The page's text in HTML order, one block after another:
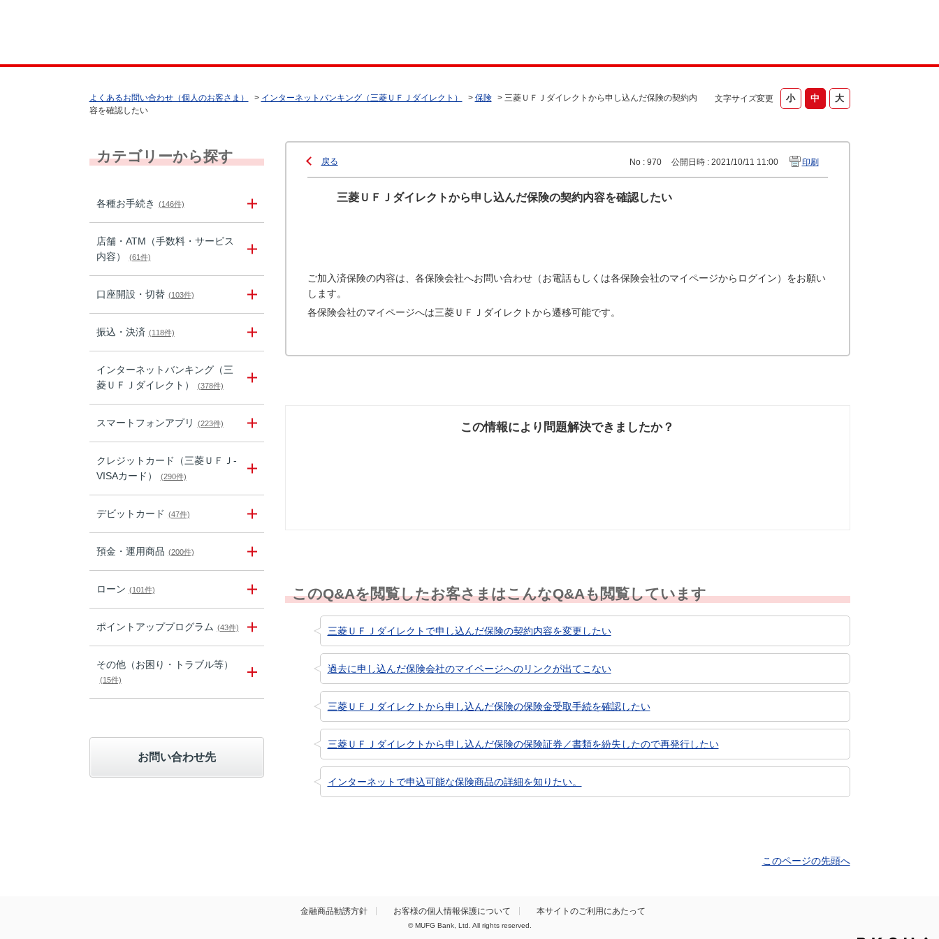
文字サイズ変更
よくあるお問い合わせ（個人のお客さま） > インターネットバンキング（三菱ＵＦＪダイレクト） > 保険 > 三菱ＵＦＪダイレクトから申し込んだ保険の契約内
容を確認したい
カテゴリーから探す
各種お手続き (146件)
店舗・ATM（手数料・サービス
内容）
(61件)
口座開設・切替 (103件)
振込・決済 (118件)
インターネットバンキング（三
菱ＵＦＪダイレクト）
(378件)
スマートフォンアプリ (223件)
クレジットカード（三菱ＵＦＪ-
VISAカード）
(290件)
デビットカード (47件)
預金・運用商品 (200件)
ローン (101件)
ポイントアッププログラム (43件)
その他（お困り・トラブル等）
(15件)
お問い合わせ先
戻る No : 970 公開日時 : 2021/10/11 11:00 印刷
三菱ＵＦＪダイレクトから申し込んだ保険の契約内容を確認したい
ご加入済保険の内容は、各保険会社へお問い合わせ（お電話もしくは各保険会社のマイページからログイン）をお願い
します。
各保険会社のマイページへは三菱ＵＦＪダイレクトから遷移可能です。
この情報により問題解決できましたか？
このQ&Aを閲覧したお客さまはこんなQ&Aも閲覧しています
三菱ＵＦＪダイレクトで申し込んだ保険の契約内容を変更したい
過去に申し込んだ保険会社のマイページへのリンクが出てこない
三菱ＵＦＪダイレクトから申し込んだ保険の保険金受取手続を確認したい
三菱ＵＦＪダイレクトから申し込んだ保険の保険証券／書類を紛失したので再発行したい
インターネットで申込可能な保険商品の詳細を知りたい。
このページの先頭へ
金融商品勧誘方針 お客様の個人情報保護について 本サイトのご利用にあたって
© MUFG Bank, Ltd. All rights reserved.